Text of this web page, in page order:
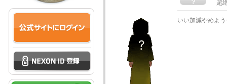
超
いい加減やめよ